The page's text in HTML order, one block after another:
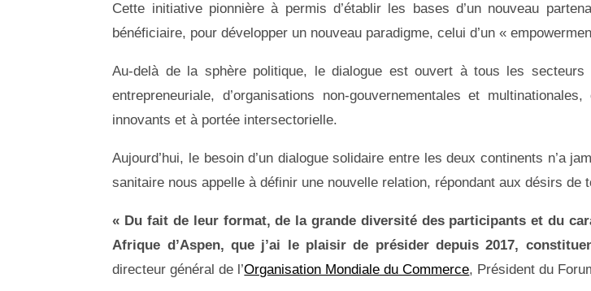
Cette initiative pionnière à permis d’établir les bases d’un nouveau
bénéficiaire, pour développer un nouveau paradigme, celui d’un «
Au-delà de la sphère politique, le dialogue est ouvert à tous les secteurs
entrepreneuriale, d’organisations non-gouvernementales et
innovants et à portée intersectorielle.
Aujourd’hui, le besoin d’un dialogue solidaire entre les deux continents n’a
sanitaire nous appelle à définir une nouvelle relation, répondant aux désirs de
« Du fait de leur format, de la grande diversité des participants et du
Afrique d’Aspen, que j’ai le plaisir de présider depuis 2017,
directeur général de l’Organisation Mondiale du Commerce, Président du